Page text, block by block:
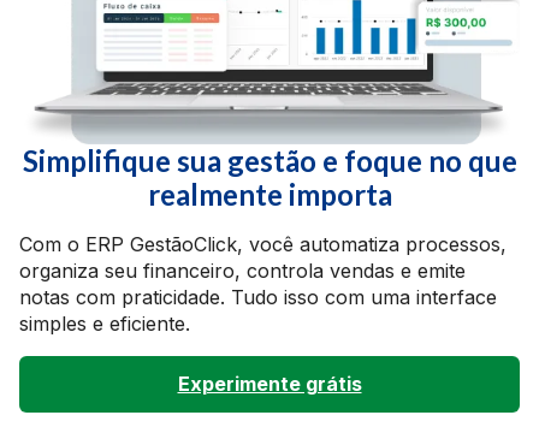
Simplifique sua gestão e foque no que
realmente importa
Com o ERP GestãoClick, você automatiza processos,
organiza seu financeiro, controla vendas e emite
notas com praticidade. Tudo isso com uma interface
simples e eficiente.
Experimente grátis